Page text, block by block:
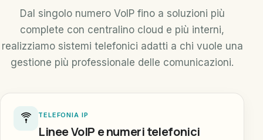
Dal singolo numero VoIP fino a soluzioni più
complete con centralino cloud e più interni,
realizziamo sistemi telefonici adatti a chi vuole una
gestione più professionale delle comunicazioni.
TELEFONIA IP
Linee VoIP e numeri telefonici